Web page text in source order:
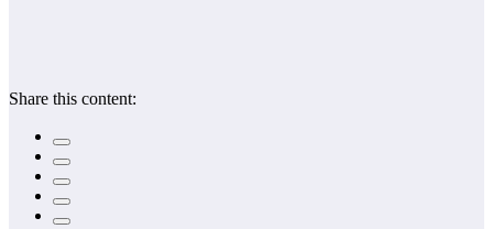
Share this content: